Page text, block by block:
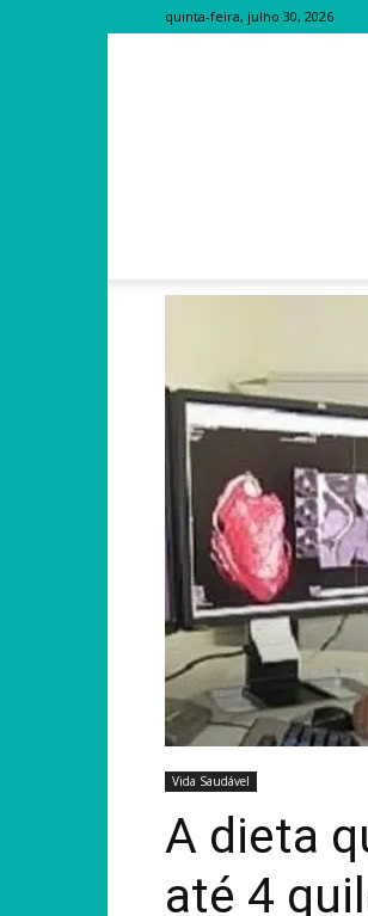
quinta-feira, julho 30, 2026
Vida Saudável
A dieta
até 4